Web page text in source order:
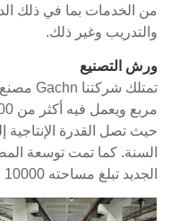
من الخدمات بما في ذلك
والتدريب وغير ذلك.
ورش التصنيع
الجديد تبلغ مساحته 10000 متر مربع.